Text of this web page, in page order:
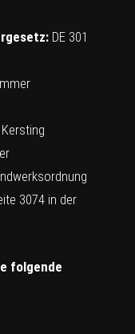
DE 301
3074 in der
folgende